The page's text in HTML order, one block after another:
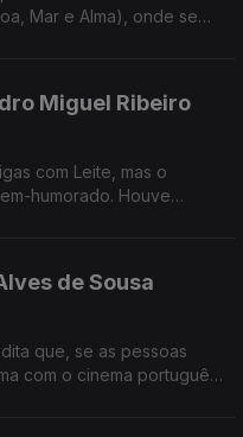
Mar e Alma), onde se
Miguel Ribeiro
com Leite, mas o
humorado. Houve
de Sousa
que, se as pessoas
com o cinema português